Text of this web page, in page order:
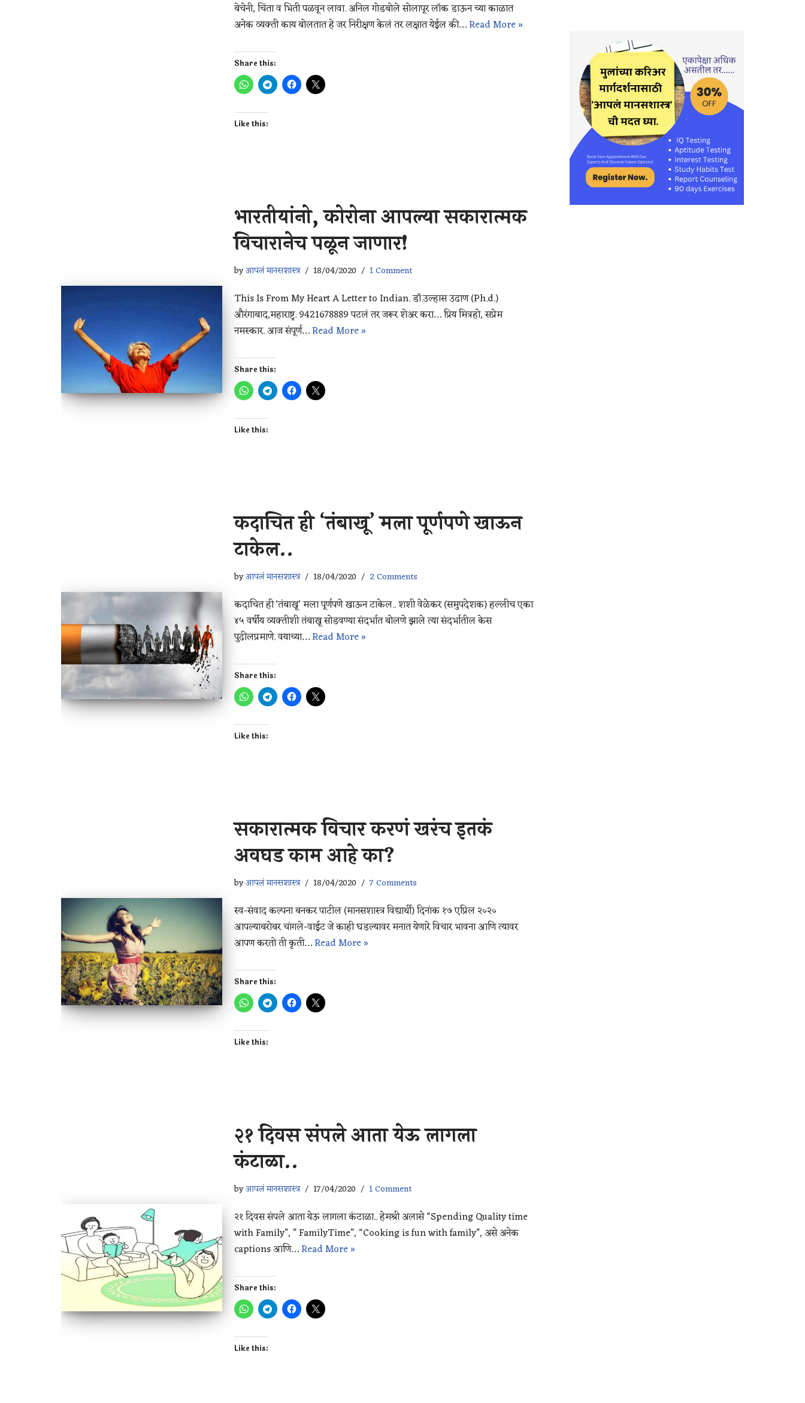
बेचेनी, चिंता व भिती पळवून लावा. अनिल गोडबोले सोलापूर लॉक डाऊन च्या काळात
अनेक व्यक्ती काय बोलतात हे जर निरीक्षण केलं तर लक्षात येईल की…Read More »
Share this:
Like this:
भारतीयांनो, कोरोना आपल्या सकारात्मक
विचारानेच पळून जाणार!
byआपलं मानसशास्त्र 18/04/2020 1 Comment
This Is From My Heart A Letter to Indian. डॉ.उल्हास उढाण (Ph.d.)
औरंगाबाद,महाराष्ट्र. 9421678889 पटलं तर जरूर शेअर करा… प्रिय मित्रहो, सप्रेम
नमस्कार. आज संपूर्ण…Read More »
Share this:
Like this:
कदाचित ही ‘तंबाखू’ मला पूर्णपणे खाऊन
टाकेल..
byआपलं मानसशास्त्र 18/04/2020 2 Comments
कदाचित ही ‘तंबाखू’ मला पूर्णपणे खाऊन टाकेल.. शशी वेळेकर (समुपदेशक) हल्लीच एका
४५ वर्षीय व्यक्तीशी तंबाखू सोडवण्या संदर्भात बोलणे झाले त्या संदर्भातील केस
पुढीलप्रमाणे. वयाच्या…Read More »
Share this:
Like this:
सकारात्मक विचार करणं खरंच इतकं
अवघड काम आहे का?
byआपलं मानसशास्त्र 18/04/2020 7 Comments
स्व-संवाद कल्पना बनकर पाटील (मानसशास्त्र विद्यार्थी) दिनांक १७ एप्रिल २०२०
आपल्याबरोबर चांगले-वाईट जे काही घडल्यावर मनात येणारे विचार भावना आणि त्यावर
आपण करतो ती कृती…Read More »
Share this:
Like this:
२१ दिवस संपले आता येऊ लागला
कंटाळा..
byआपलं मानसशास्त्र 17/04/2020 1 Comment
२१ दिवस संपले आता येऊ लागला कंटाळा.. हेमश्री अलासे “Spending Quality time
with Family”, ” FamilyTime”, “Cooking is fun with family”, असे अनेक
captions आणि…Read More »
Share this:
Like this: